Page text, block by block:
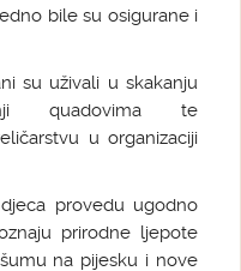
bile su osigurane i
su uživali u skakanju
quadovima te
u organizaciji
provedu ugodno
prirodne ljepote
na pijesku i nove